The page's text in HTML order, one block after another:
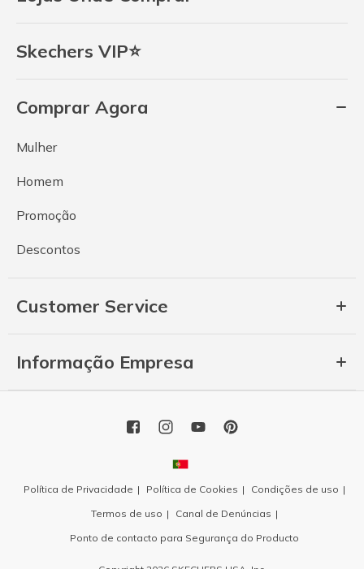
Skechers VIP⭐
Comprar Agora
Mulher
Homem
Promoção
Descontos
Customer Service
Informação Empresa
Política de Privacidade Política de Cookies
Condições de uso
Termos de uso
Canal de Denúncias
Ponto de contacto para Segurança do Producto